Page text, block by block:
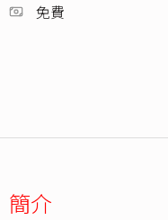
免費
簡介